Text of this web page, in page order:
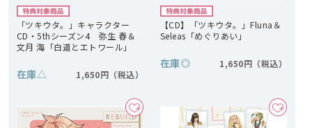
「ツキウタ。」キャラクター
CD・5thシーズン4 弥生 春＆
文月 海「白道とエトワール」
在庫△ 1,650円
【CD】「ツキウタ。」Fluna＆
Seleas「めぐりあい」
在庫◎ 1,650円